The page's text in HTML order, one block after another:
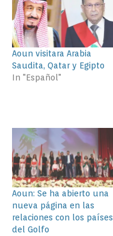
Aoun visitara Arabia
Saudita, Qatar y Egipto
In "Español"
Aoun: Se ha abierto una
nueva página en las
relaciones con los países
del Golfo